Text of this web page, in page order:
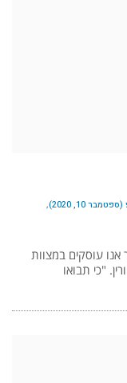
10, 2020)
עוסקים במצוות
"כי תבואו